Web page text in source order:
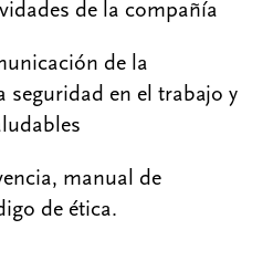
de la compañía
de la
seguridad en el trabajo y
manual de
de ética.